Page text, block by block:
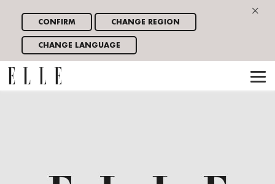
×
CONFIRM CHANGE REGION
CHANGE LANGUAGE